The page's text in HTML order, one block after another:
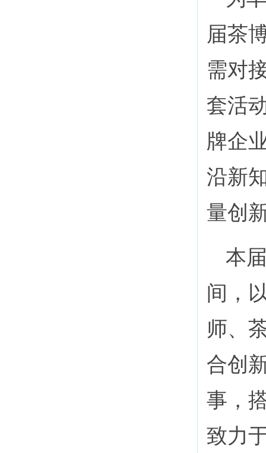
届茶
需对
套活
牌企
沿新
量创
本
间，
师、
合创
事，
致力